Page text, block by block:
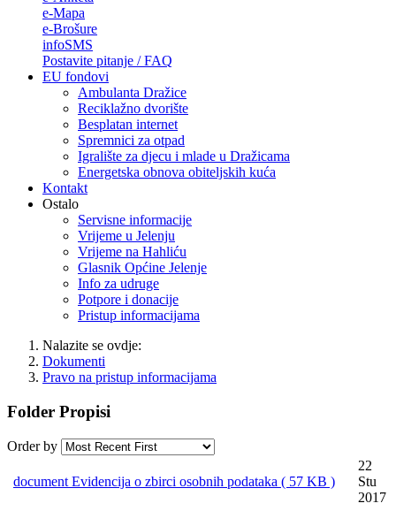
e-Mapa
e-Brošure
infoSMS
Postavite pitanje / FAQ
EU fondovi
Ambulanta Dražice
Reciklažno dvorište
Besplatan internet
Spremnici za otpad
Igralište za djecu i mlade u Dražicama
Energetska obnova obiteljskih kuća
Kontakt
Ostalo
Servisne informacije
Vrijeme u Jelenju
Vrijeme na Hahliću
Glasnik Općine Jelenje
Info za udruge
Potpore i donacije
Pristup informacijama
Nalazite se ovdje:
Dokumenti
Pravo na pristup informacijama
Folder Propisi
Order by
document Evidencija o zbirci osobnih podataka ( 57 KB )
22
Stu
2017